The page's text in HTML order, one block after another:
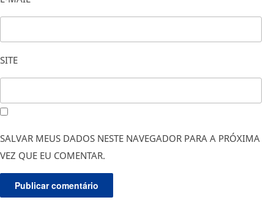
SITE
SALVAR MEUS DADOS NESTE NAVEGADOR PARA A PRÓXIMA
VEZ QUE EU COMENTAR.